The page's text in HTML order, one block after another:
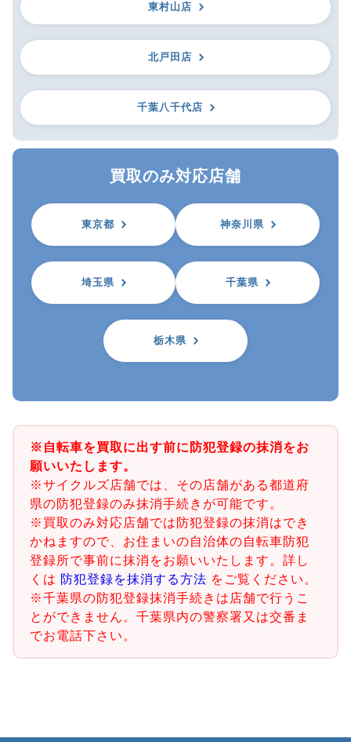
東村山店
北戸田店
千葉八千代店
買取のみ対応店舗
東京都 神奈川県
埼玉県 千葉県
栃木県
※自転車を買取に出す前に防犯登録の抹消をお
願いいたします。
※サイクルズ店舗では、その店舗がある都道府
県の防犯登録のみ抹消手続きが可能です。
※買取のみ対応店舗では防犯登録の抹消はでき
かねますので、お住まいの自治体の自転車防犯
登録所で事前に抹消をお願いいたします。詳し
くは 防犯登録を抹消する方法 をご覧ください。
※千葉県の防犯登録抹消手続きは店舗で行うこ
とができません。千葉県内の警察署又は交番ま
でお電話下さい。